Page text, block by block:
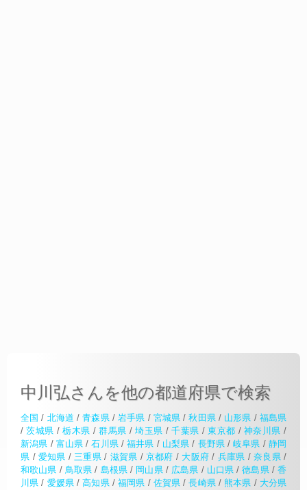
中川弘さんを他の都道府県で検索
全国 / 北海道 /青森県/ 岩手県 / 宮城県 /秋田県/ 山形県 / 福島県
/茨城県 /栃木県 /群馬県 /埼玉県 /千葉県 /東京都 /神奈川県 /
新潟県 / 富山県 /石川県/福井県 / 山梨県 / 長野県/岐阜県 / 静岡
県 / 愛知県 /三重県 / 滋賀県 / 京都府 / 大阪府 / 兵庫県 / 奈良県/
和歌山県 / 鳥取県 / 島根県/ 岡山県/ 広島県 / 山口県 /徳島県/香
川県 / 愛媛県/高知県/ 福岡県 / 佐賀県 /長崎県/熊本県 / 大分県